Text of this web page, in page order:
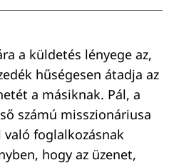
a küldetés lényege az,
hűségesen átadja az
a másiknak. Pál, a
számú misszionáriusa
való foglalkozásnak
hogy az üzenet,